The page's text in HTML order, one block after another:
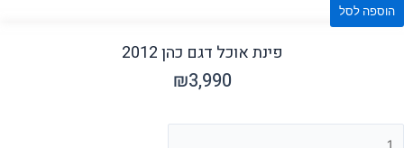
הוספה לסל
פינת אוכל דגם כהן 2012
₪3,990